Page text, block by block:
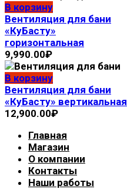
В корзину
Вентиляция для бани
«КуБасту»
горизонтальная
9,990.00₽
В корзину
Вентиляция для бани
«КуБасту» вертикальная
12,900.00₽
Главная
Магазин
О компании
Контакты
Наши работы